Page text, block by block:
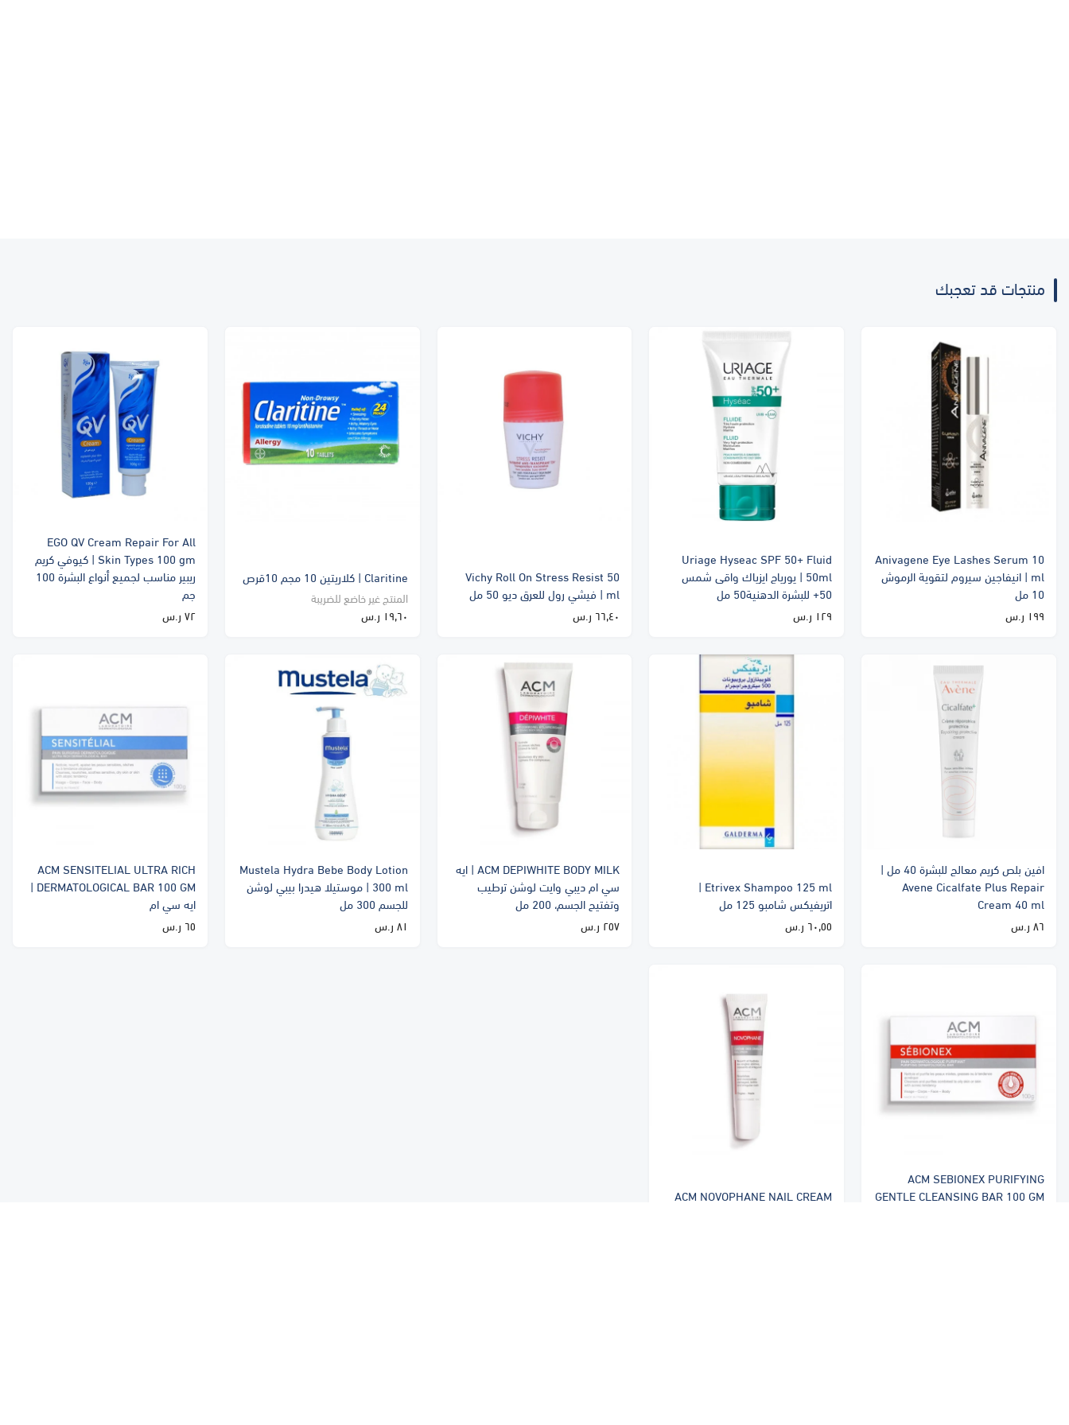
منتجات قد تعجبك
Anivagene Eye Lashes Serum 10
ml | انيفاجين سيروم لتقوية الرموش
10 مل
١٩٩ ر.س
Uriage Hyseac SPF 50+ Fluid
50ml | يورياج ايزياك واقى شمس
50+ للبشرة الدهنية50 مل
١٢٩ ر.س
Vichy Roll On Stress Resist 50
ml | فيشي رول للعرق ديو 50 مل
٦٦٫٤٠ ر.س
Claritine | كلاريتين 10 مجم 10قرص
المنتج غير خاضع للضريبة
١٩٫٦٠ ر.س
EGO QV Cream Repair For All
Skin Types 100 gm | كيوفي كريم
ريبير مناسب لجميع أنواع البشرة 100
جم
٧٢ ر.س
افين بلص كريم معالج للبشرة 40 مل |
Avene Cicalfate Plus Repair
Cream 40 ml
٨٦ ر.س
Etrivex Shampoo 125 ml |
اتريفيكس شامبو 125 مل
٦٠٫٥٥ ر.س
ACM DEPIWHITE BODY MILK | ايه
سي ام ديبي وايت لوشن ترطيب
وتفتيح الجسم، 200 مل
٢٥٧ ر.س
Mustela Hydra Bebe Body Lotion
300 ml | موستيلا هيدرا بيبي لوشن
للجسم 300 مل
٨١ ر.س
ACM SENSITELIAL ULTRA RICH
DERMATOLOGICAL BAR 100 GM |
ايه سي ام
٦٥ ر.س
ACM SEBIONEX PURIFYING
GENTLE CLEANSING BAR 100 GM
ACM NOVOPHANE NAIL CREAM